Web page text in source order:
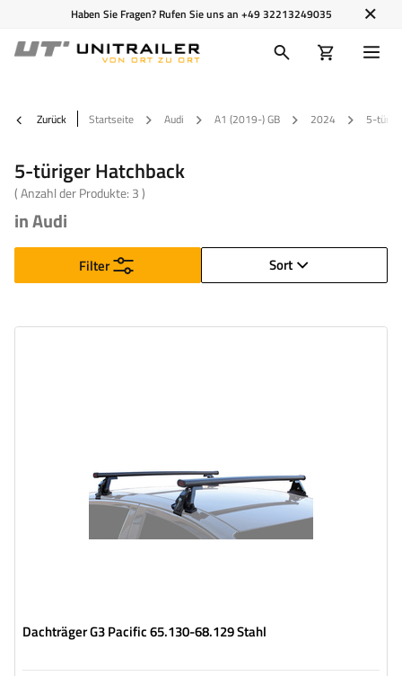
Haben Sie Fragen? Rufen Sie uns an +49 32213249035
Zurück Startseite Audi A1 (2019-) GB 2024 5-
5-türiger Hatchback
( Anzahl der Produkte: 3)
in Audi
Sort
Filter
Dachträger G3 Pacific 65.130-68.129 Stahl